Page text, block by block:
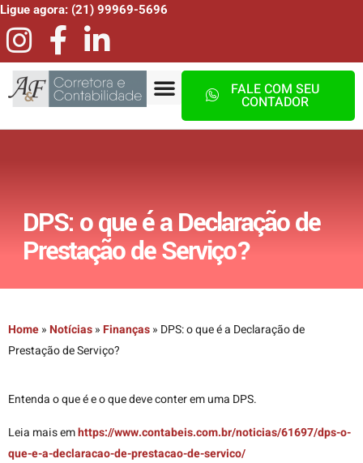
Ligue agora: (21) 99969-5696
FALE COM SEU
CONTADOR
DPS: o que é a Declaração de
Prestação de Serviço?
Home»Notícias»Finanças» DPS: o que é a Declaração de
Prestação de Serviço?
Entenda o que é e o que deve conter em uma DPS.
Leia mais emhttps://www.contabeis.com.br/noticias/61697/dps-o-
que-e-a-declaracao-de-prestacao-de-servico/